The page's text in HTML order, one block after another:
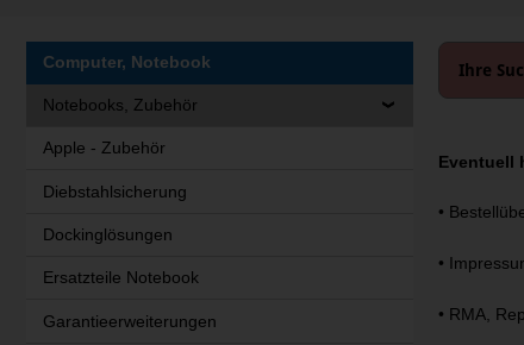
Ihre
Eventuell
•
•
• RMA,
Computer, Notebook
Notebooks, Zubehör
Apple - Zubehör
Diebstahlsicherung
Dockinglösungen
Ersatzteile Notebook
Garantieerweiterungen